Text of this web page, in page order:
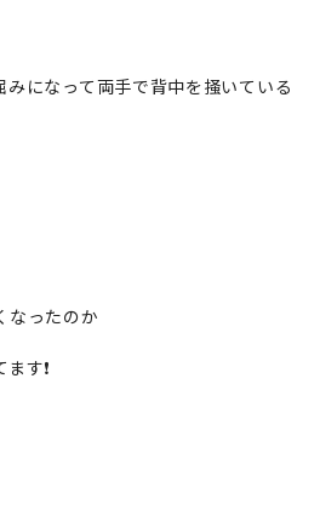
になって両手で背中を掻いている
なったのか
す❗